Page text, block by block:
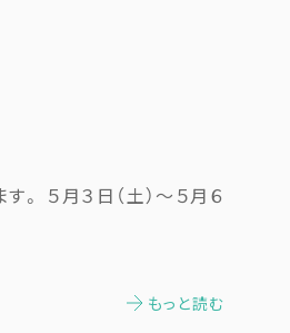
５月３日（土）～５月６
もっと読む